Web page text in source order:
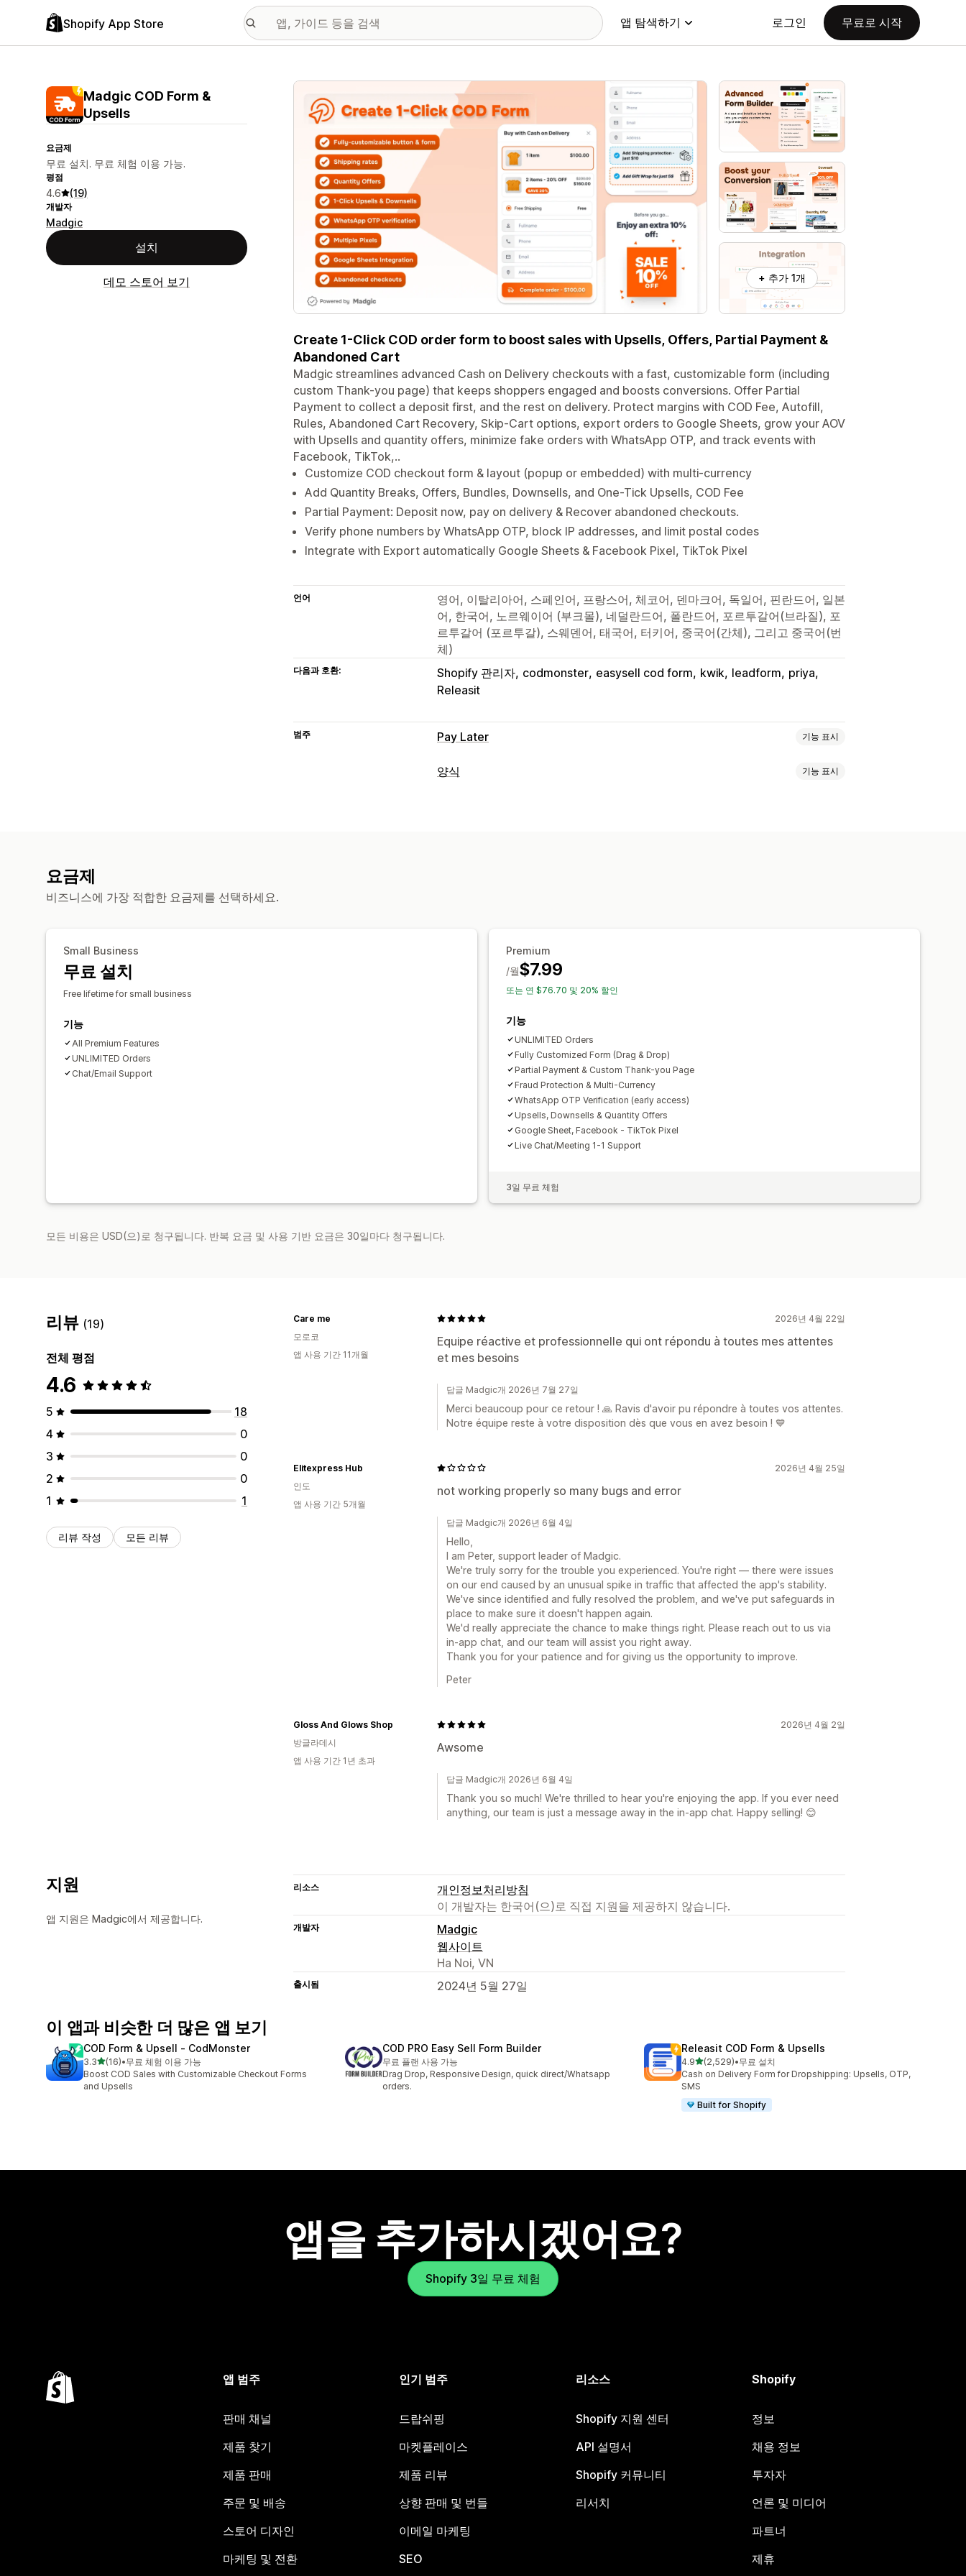
Shopify App Store 앱 탐색하기 로그인 무료로 시작
Madgic COD Form &
Upsells
요금제
무료 설치. 무료 체험 이용 가능.
평점
4.6 (19)
개발자
Madgic
설치
데모 스토어 보기
추천 이미지 갤러리
+ 추가 1개
Create 1-Click COD order form to boost sales with Upsells, Offers, Partial Payment &
Abandoned Cart
Madgic streamlines advanced Cash on Delivery checkouts with a fast, customizable form (including
custom Thank-you page) that keeps shoppers engaged and boosts conversions. Offer Partial
Payment to collect a deposit first, and the rest on delivery. Protect margins with COD Fee, Autofill,
Rules, Abandoned Cart Recovery, Skip-Cart options, export orders to Google Sheets, grow your AOV
with Upsells and quantity offers, minimize fake orders with WhatsApp OTP, and track events with
Facebook, TikTok,..
Customize COD checkout form & layout (popup or embedded) with multi-currency
Add Quantity Breaks, Offers, Bundles, Downsells, and One-Tick Upsells, COD Fee
Partial Payment: Deposit now, pay on delivery & Recover abandoned checkouts.
Verify phone numbers by WhatsApp OTP, block IP addresses, and limit postal codes
Integrate with Export automatically Google Sheets & Facebook Pixel, TikTok Pixel
언어
영어, 이탈리아어, 스페인어, 프랑스어, 체코어, 덴마크어, 독일어, 핀란드어, 일본
어, 한국어, 노르웨이어 (부크몰), 네덜란드어, 폴란드어, 포르투갈어(브라질), 포
르투갈어 (포르투갈), 스웨덴어, 태국어, 터키어, 중국어(간체), 그리고 중국어(번
체)
다음과 호환: Shopify 관리자 codmonster easysell cod form kwik leadform priya
Releasit
범주 Pay Later 기능 표시
COD 관리
원클릭 주문 원클릭 상향 판매
양식 기능 표시
요금제
비즈니스에 가장 적합한 요금제를 선택하세요.
Small Business
무료 설치
Free lifetime for small business
기능
All Premium Features
UNLIMITED Orders
Chat/Email Support
Premium
$7.99
/월
또는 연 $76.70 및 20% 할인
기능
UNLIMITED Orders
Fully Customized Form (Drag & Drop)
Partial Payment & Custom Thank-you Page
Fraud Protection & Multi-Currency
WhatsApp OTP Verification (early access)
Upsells, Downsells & Quantity Offers
Google Sheet, Facebook - TikTok Pixel
Live Chat/Meeting 1-1 Support
3일 무료 체험
모든 비용은 USD(으)로 청구됩니다. 반복 요금 및 사용 기반 요금은 30일마다 청구됩니다.
리뷰 (19)
전체 평점
4.6
5
18
4
0
3
0
2
0
1
1
리뷰 작성 모든 리뷰
2026년 4월 22일
Equipe réactive et professionnelle qui ont répondu à toutes mes attentes
et mes besoins
Care me
모로코
앱 사용 기간 11개월
답글 Madgic개 2026년 7월 27일
Merci beaucoup pour ce retour ! 🙏 Ravis d'avoir pu répondre à toutes vos attentes.
Notre équipe reste à votre disposition dès que vous en avez besoin ! 💙
2026년 4월 25일
not working properly so many bugs and error
Elitexpress Hub
인도
앱 사용 기간 5개월
답글 Madgic개 2026년 6월 4일
Hello,
I am Peter, support leader of Madgic.
We're truly sorry for the trouble you experienced. You're right — there were issues
on our end caused by an unusual spike in traffic that affected the app's stability.
We've since identified and fully resolved the problem, and we've put safeguards in
place to make sure it doesn't happen again.
We'd really appreciate the chance to make things right. Please reach out to us via
in-app chat, and our team will assist you right away.
Thank you for your patience and for giving us the opportunity to improve.
Peter
2026년 4월 2일
Awsome
Gloss And Glows Shop
방글라데시
앱 사용 기간 1년 초과
답글 Madgic개 2026년 6월 4일
Thank you so much! We're thrilled to hear you're enjoying the app. If you ever need
anything, our team is just a message away in the in-app chat. Happy selling! 😊
지원
앱 지원은 Madgic에서 제공합니다.
리소스
개인정보처리방침
이 개발자는 한국어(으)로 직접 지원을 제공하지 않습니다.
개발자
Madgic
웹사이트
Ha Noi, VN
출시됨 2024년 5월 27일
이 앱과 비슷한 더 많은 앱 보기
COD Form & Upsell ‑ CodMonster
3.3별 5개 중
(16)
총 리뷰 16개
•무료 체험 이용 가능
Boost COD Sales with Customizable Checkout Forms
and Upsells
COD PRO Easy Sell Form Builder
무료 플랜 사용 가능
Drag Drop, Responsive Design, quick direct/Whatsapp
orders.
Releasit COD Form & Upsells
4.9별 5개 중
(2,529)
총 리뷰 2529개
•무료 설치
Cash on Delivery Form for Dropshipping: Upsells, OTP,
SMS
Built for Shopify
앱을 추가하시겠어요?
Shopify 3일 무료 체험
앱 범주
판매 채널
제품 찾기
제품 판매
주문 및 배송
스토어 디자인
마케팅 및 전환
인기 범주
드랍쉬핑
마켓플레이스
제품 리뷰
상향 판매 및 번들
이메일 마케팅
SEO
리소스
Shopify 지원 센터
API 설명서
Shopify 커뮤니티
리서치
Shopify
정보
채용 정보
투자자
언론 및 미디어
파트너
제휴